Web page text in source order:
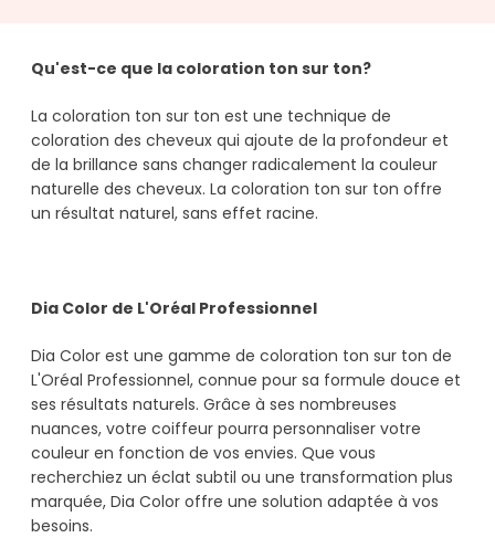
Qu'est-ce que la coloration ton sur ton?
La coloration ton sur ton est une technique de
coloration des cheveux qui ajoute de la profondeur et
de la brillance sans changer radicalement la couleur
naturelle des cheveux. La coloration ton sur ton offre
un résultat naturel, sans effet racine.
Dia Color de L'Oréal Professionnel
Dia Color est une gamme de coloration ton sur ton de
L'Oréal Professionnel, connue pour sa formule douce et
ses résultats naturels. Grâce à ses nombreuses
nuances, votre coiffeur pourra personnaliser votre
couleur en fonction de vos envies. Que vous
recherchiez un éclat subtil ou une transformation plus
marquée, Dia Color offre une solution adaptée à vos
besoins.